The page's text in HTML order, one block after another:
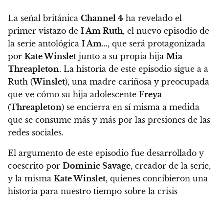
La señal británica Channel 4 ha revelado el
primer vistazo de I Am Ruth, el nuevo episodio de
la serie antológica I Am…, que será protagonizada
por Kate Winslet junto a su propia hija Mia
Threapleton. La historia de este episodio sigue a a
Ruth (Winslet), una madre cariñosa y preocupada
que ve cómo su hija adolescente Freya
(Threapleton) se encierra en sí misma a medida
que se consume más y más por las presiones de las
redes sociales.
El argumento de este episodio fue desarrollado y
coescrito por Dominic Savage, creador de la serie,
y la misma Kate Winslet, quienes concibieron una
historia para nuestro tiempo sobre la crisis